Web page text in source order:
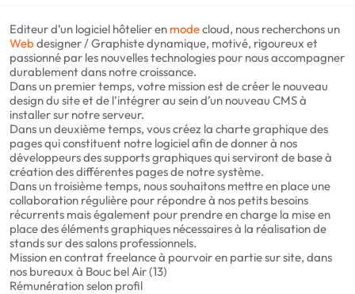
Editeur d’un logiciel hôtelier en modecloud, nous recherchons un
Webdesigner / Graphiste dynamique, motivé, rigoureux et
passionné par les nouvelles technologies pour nous accompagner
durablement dans notre croissance.
Dans un premier temps, votre mission est de créer le nouveau
design du site et de l’intégrer au sein d’un nouveau CMS à
installer sur notre serveur.
Dans un deuxième temps, vous créez la charte graphique des
pages qui constituent notre logiciel afin de donner à nos
développeurs des supports graphiques qui serviront de base à
création des différentes pages de notre système.
Dans un troisième temps, nous souhaitons mettre en place une
collaboration régulière pour répondre à nos petits besoins
récurrents mais également pour prendre en charge la mise en
place des éléments graphiques nécessaires à la réalisation de
stands sur des salons professionnels.
Mission en contrat freelance à pourvoir en partie sur site, dans
nos bureaux à Bouc bel Air (13)
Rémunération selon profil